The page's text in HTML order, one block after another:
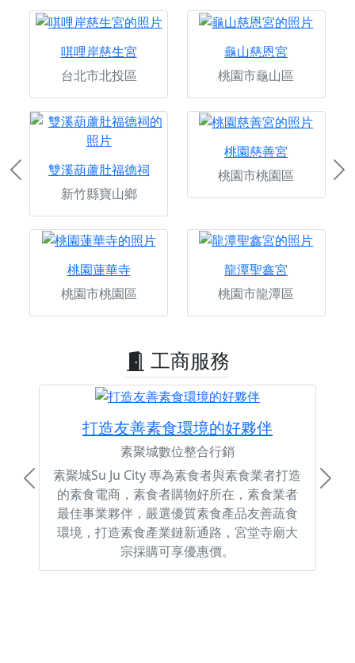
唭哩岸慈生宮
台北市北投區
龜山慈恩宮
桃園市龜山區
雙溪葫蘆肚福德祠
新竹縣寶山鄉
桃園慈善宮
桃園市桃園區
桃園蓮華寺
桃園市桃園區
龍潭聖鑫宮
桃園市龍潭區
Previous
工商服務
打造友善素食環境的好夥伴
素聚城數位整合行銷
素聚城Su Ju City 專為素食者與素食業者打造
的素食電商，素食者購物好所在，素食業者
最佳事業夥伴，嚴選優質素食產品友善蔬食
環境，打造素食產業鏈新通路，宮堂寺廟大
宗採購可享優惠價。
Previous Next